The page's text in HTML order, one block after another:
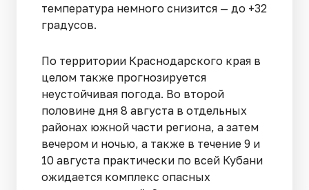
температура немного снизится — до +32
градусов.
По территории Краснодарского края в
целом также прогнозируется
неустойчивая погода. Во второй
половине дня 8 августа в отдельных
районах южной части региона, а затем
вечером и ночью, а также в течение 9 и
10 августа практически по всей Кубани
ожидается комплекс опасных